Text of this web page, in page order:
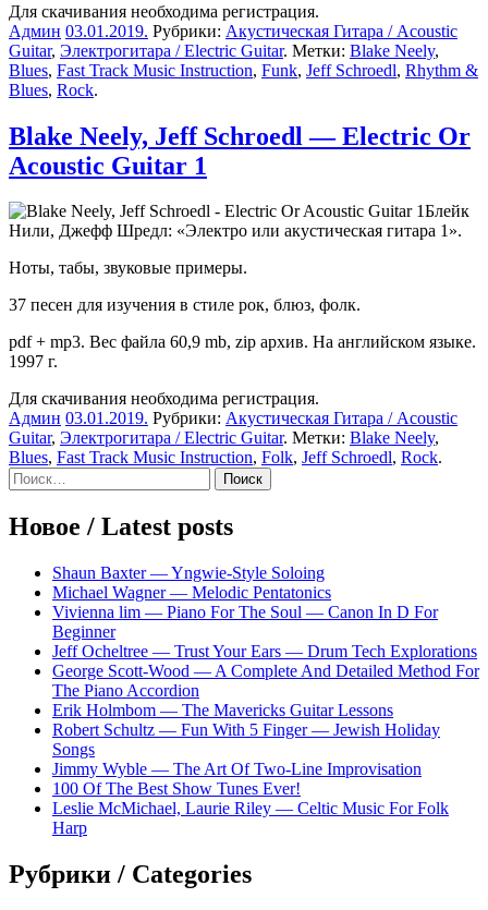
Для скачивания необходима регистрация.
Админ 03.01.2019. Рубрики: Акустическая Гитара / Acoustic
Guitar, Электрогитара / Electric Guitar. Метки: Blake Neely,
Blues, Fast Track Music Instruction, Funk, Jeff Schroedl, Rhythm &
Blues, Rock.
Blake Neely, Jeff Schroedl — Electric Or
Acoustic Guitar 1
Блейк
Нили, Джефф Шредл: «Электро или акустическая гитара 1».
Ноты, табы, звуковые примеры.
37 песен для изучения в стиле рок, блюз, фолк.
pdf + mp3. Вес файла 60,9 mb, zip архив. На английском языке.
1997 г.
Для скачивания необходима регистрация.
Админ 03.01.2019. Рубрики: Акустическая Гитара / Acoustic
Guitar, Электрогитара / Electric Guitar. Метки: Blake Neely,
Blues, Fast Track Music Instruction, Folk, Jeff Schroedl, Rock.
Sidebar
Найти:
Новое / Latest posts
Shaun Baxter — Yngwie-Style Soloing
Michael Wagner — Melodic Pentatonics
Vivienna lim — Piano For The Soul — Canon In D For
Beginner
Jeff Ocheltree — Trust Your Ears — Drum Tech Explorations
George Scott-Wood — A Complete And Detailed Method For
The Piano Accordion
Erik Holmbom — The Mavericks Guitar Lessons
Robert Schultz — Fun With 5 Finger — Jewish Holiday
Songs
Jimmy Wyble — The Art Of Two-Line Improvisation
100 Of The Best Show Tunes Ever!
Leslie McMichael, Laurie Riley — Celtic Music For Folk
Harp
Рубрики / Categories